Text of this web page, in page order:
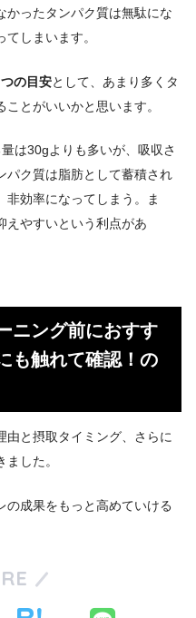
かったタンパク質は無駄にな
しまいます。
の目安として、あまり多くタ
とがいいかと思います。
は30gよりも多いが、吸収さ
パク質は脂肪として蓄積され
非効率になってしまう。ま
えやすいという利点があ
ニング前におすす
も触れて確認！の
由と摂取タイミング、さらに
した。
の成果をもっと高めていける